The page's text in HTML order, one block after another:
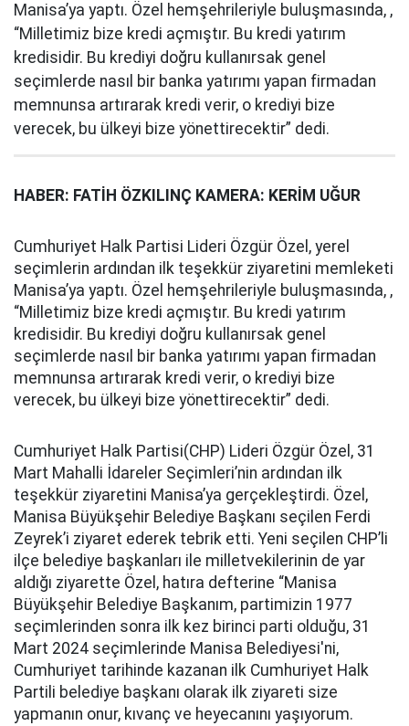
Manisa’ya yaptı. Özel hemşehrileriyle buluşmasında, ,
“Milletimiz bize kredi açmıştır. Bu kredi yatırım
kredisidir. Bu krediyi doğru kullanırsak genel
seçimlerde nasıl bir banka yatırımı yapan firmadan
memnunsa artırarak kredi verir, o krediyi bize
verecek, bu ülkeyi bize yönettirecektir” dedi.
HABER: FATİH ÖZKILINÇ KAMERA: KERİM UĞUR
Cumhuriyet Halk Partisi Lideri Özgür Özel, yerel
seçimlerin ardından ilk teşekkür ziyaretini memleketi
Manisa’ya yaptı. Özel hemşehrileriyle buluşmasında, ,
“Milletimiz bize kredi açmıştır. Bu kredi yatırım
kredisidir. Bu krediyi doğru kullanırsak genel
seçimlerde nasıl bir banka yatırımı yapan firmadan
memnunsa artırarak kredi verir, o krediyi bize
verecek, bu ülkeyi bize yönettirecektir” dedi.
Cumhuriyet Halk Partisi(CHP) Lideri Özgür Özel, 31
Mart Mahalli İdareler Seçimleri’nin ardından ilk
teşekkür ziyaretini Manisa’ya gerçekleştirdi. Özel,
Manisa Büyükşehir Belediye Başkanı seçilen Ferdi
Zeyrek’i ziyaret ederek tebrik etti. Yeni seçilen CHP’li
ilçe belediye başkanları ile milletvekilerinin de yar
aldığı ziyarette Özel, hatıra defterine “Manisa
Büyükşehir Belediye Başkanım, partimizin 1977
seçimlerinden sonra ilk kez birinci parti olduğu, 31
Mart 2024 seçimlerinde Manisa Belediyesi'ni,
Cumhuriyet tarihinde kazanan ilk Cumhuriyet Halk
Partili belediye başkanı olarak ilk ziyareti size
yapmanın onur, kıvanç ve heyecanını yaşıyorum.